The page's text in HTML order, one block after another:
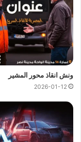
ونش انقاذ محور المشير
2026-01-12